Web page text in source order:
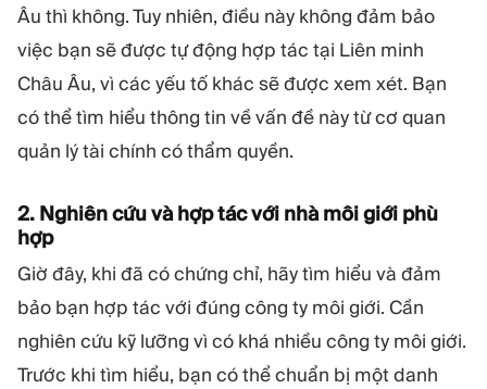
Âu thì không. Tuy nhiên, điều này không đảm bảo
việc bạn sẽ được tự động hợp tác tại Liên minh
Châu Âu, vì các yếu tố khác sẽ được xem xét. Bạn
có thể tìm hiểu thông tin về vấn đề này từ cơ quan
quản lý tài chính có thẩm quyền.
2. Nghiên cứu và hợp tác với nhà môi giới phù
hợp
Giờ đây, khi đã có chứng chỉ, hãy tìm hiểu và đảm
bảo bạn hợp tác với đúng công ty môi giới. Cần
nghiên cứu kỹ lưỡng vì có khá nhiều công ty môi giới.
Trước khi tìm hiểu, bạn có thể chuẩn bị một danh